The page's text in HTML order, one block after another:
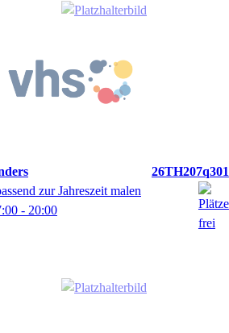
26TH207q301
zur Jahreszeit malen
- 20:00